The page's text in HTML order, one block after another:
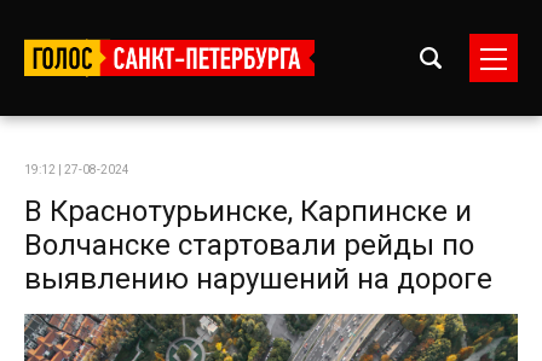
19:12 | 27-08-2024
В Краснотурьинске, Карпинске и
Волчанске стартовали рейды по
выявлению нарушений на дороге